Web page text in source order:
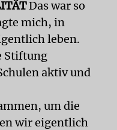
Das war so
mich, in
leben.
Stiftung
aktiv und
um die
wir eigentlich